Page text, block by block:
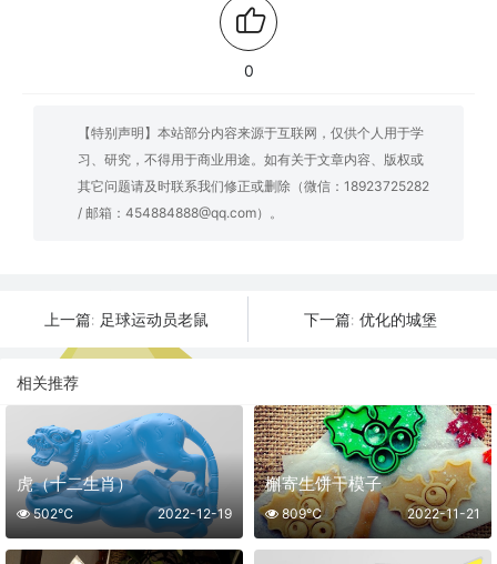
0
【特别声明】本站部分内容来源于互联网，仅供个人用于学
习、研究，不得用于商业用途。如有关于文章内容、版权或
其它问题请及时联系我们修正或删除（微信：18923725282
/ 邮箱：454884888@qq.com）。
上一篇: 足球运动员老鼠 下一篇: 优化的城堡
相关推荐
虎（十二生肖）
2022-12-19
502℃
槲寄生饼干模子
2022-11-21
809℃